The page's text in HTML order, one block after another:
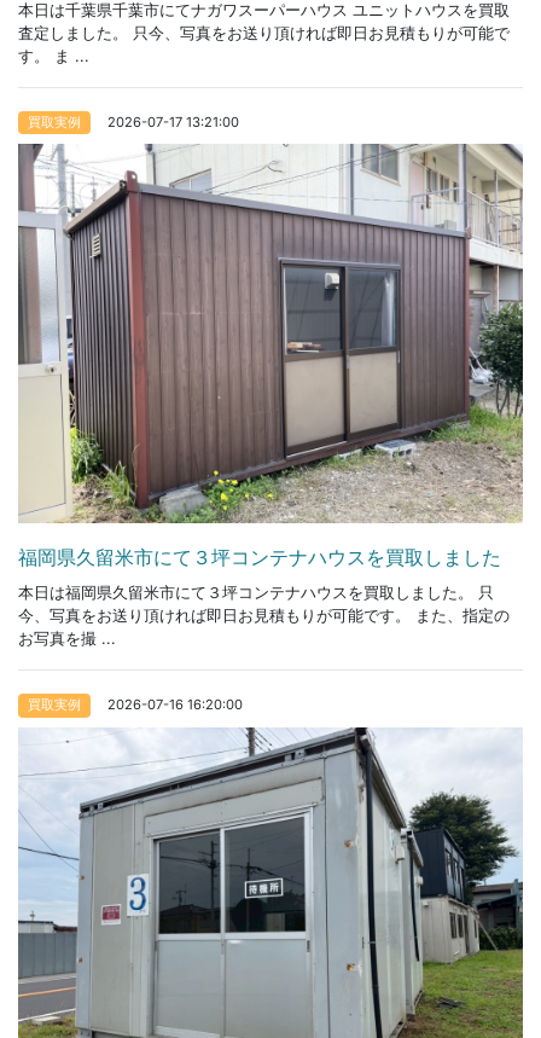
本日は千葉県千葉市にてナガワスーパーハウス ユニットハウスを買取
査定しました。 只今、写真をお送り頂ければ即日お見積もりが可能で
す。 ま ...
買取実例 2026-07-17 13:21:00
福岡県久留米市にて３坪コンテナハウスを買取しました
本日は福岡県久留米市にて３坪コンテナハウスを買取しました。 只
今、写真をお送り頂ければ即日お見積もりが可能です。 また、指定の
お写真を撮 ...
買取実例 2026-07-16 16:20:00